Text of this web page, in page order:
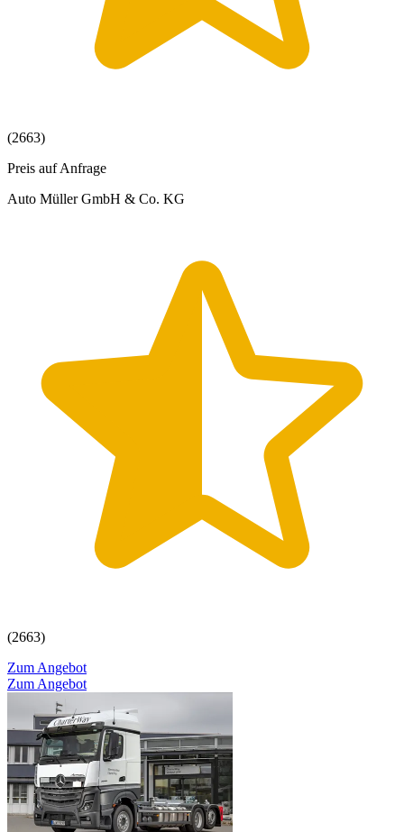
(2663)
Preis auf Anfrage
Auto Müller GmbH & Co. KG
(2663)
Zum Angebot
Zum Angebot